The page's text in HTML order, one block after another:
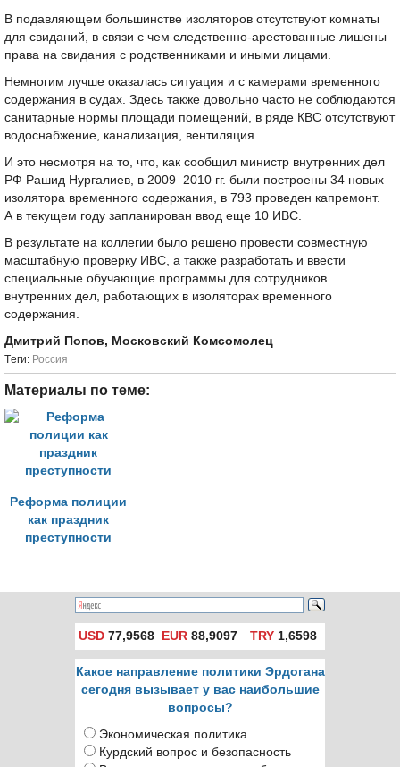
В подавляющем большинстве изоляторов отсутствуют комнаты
для свиданий, в связи с чем следственно-арестованные лишены
права на свидания с родственниками и иными лицами.
Немногим лучше оказалась ситуация и с камерами временного
содержания в судах. Здесь также довольно часто не соблюдаются
санитарные нормы площади помещений, в ряде КВС отсутствуют
водоснабжение, канализация, вентиляция.
И это несмотря на то, что, как сообщил министр внутренних дел
РФ Рашид Нургалиев, в 2009–2010 гг. были построены 34 новых
изолятора временного содержания, в 793 проведен капремонт.
А в текущем году запланирован ввод еще 10 ИВС.
В результате на коллегии было решено провести совместную
масштабную проверку ИВС, а также разработать и ввести
специальные обучающие программы для сотрудников
внутренних дел, работающих в изоляторах временного
содержания.
Дмитрий Попов, Московский Комсомолец
Tеги: Россия
Материалы по теме:
Реформа полиции
как праздник
преступности
USD 77,9568 EUR 88,9097 TRY1,6598
Какое направление политики Эрдогана
сегодня вызывает у вас наибольшие
вопросы?
Экономическая политика
Курдский вопрос и безопасность